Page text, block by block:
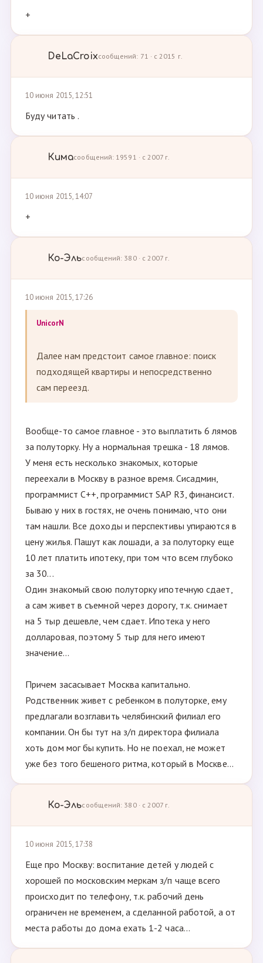
+
DeLaCroixсообщений: 71 · с 2015 г.
10 июня 2015, 12:51
Буду читать .
Кимасообщений: 19591 · с 2007 г.
10 июня 2015, 14:07
+
Ко-Эльсообщений: 380 · с 2007 г.
10 июня 2015, 17:26
UnicorN
Далее нам предстоит самое главное: поиск
подходящей квартиры и непосредственно
сам переезд.
Вообще-то самое главное - это выплатить 6 лямов
за полуторку. Ну а нормальная трешка - 18 лямов.
У меня есть несколько знакомых, которые
переехали в Москву в разное время. Сисадмин,
программист C++, программист SAP R3, финансист.
Бываю у них в гостях, не очень понимаю, что они
там нашли. Все доходы и перспективы упираются в
цену жилья. Пашут как лошади, а за полуторку еще
10 лет платить ипoтеку, при том что всем глубоко
за 30...
Один знакомый свою полуторку ипотечную сдает,
а сам живет в съемной через дорогу, т.к. снимает
на 5 тыр дешевле, чем сдает. Ипoтека у него
долларовая, поэтому 5 тыр для него имеют
значение...
Причем засасывает Москва капитально.
Родственник живет с ребенком в полуторке, ему
предлагали возглавить челябинский филиал его
компании. Он бы тут на з/п директора филиала
хоть дом мог бы купить. Но не поехал, не может
уже без того бешеного ритма, который в Москве...
Ко-Эльсообщений: 380 · с 2007 г.
10 июня 2015, 17:38
Еще про Москву: воспитание детей у людей с
хорошей по московским меркам з/п чаще всего
происходит по телефону, т.к. рабочий день
ограничен не временем, а сделанной работой, а от
места работы до дома ехать 1-2 часа...